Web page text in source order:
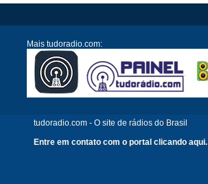
Mais tudoradio.com:
tudoradio.com - O site de rádios do Brasil
Entre em contato com o portal clicando aqui.